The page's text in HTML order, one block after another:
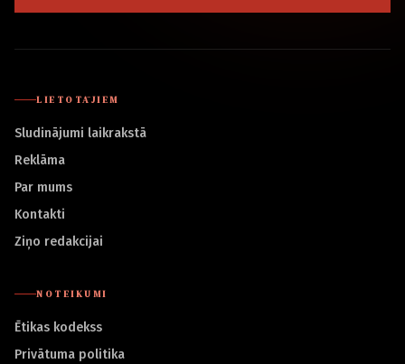
LIETOTĀJIEM
Sludinājumi laikrakstā
Reklāma
Par mums
Kontakti
Ziņo redakcijai
NOTEIKUMI
Ētikas kodekss
Privātuma politika